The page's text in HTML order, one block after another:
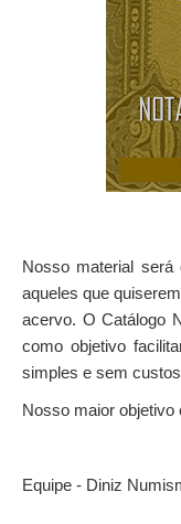
Nosso material será
aqueles que
acervo. O Catálogo
como objetivo
simples e sem
Nosso maior objetivo
Equipe - Diniz